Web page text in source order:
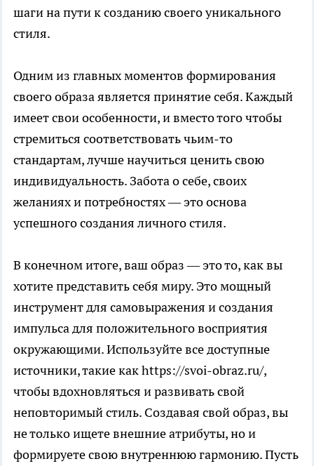
шаги на пути к созданию своего уникального
стиля.
Одним из главных моментов формирования
своего образа является принятие себя. Каждый
имеет свои особенности, и вместо того чтобы
стремиться соответствовать чьим-то
стандартам, лучше научиться ценить свою
индивидуальность. Забота о себе, своих
желаниях и потребностях — это основа
успешного создания личного стиля.
В конечном итоге, ваш образ — это то, как вы
хотите представить себя миру. Это мощный
инструмент для самовыражения и создания
импульса для положительного восприятия
окружающими. Используйте все доступные
источники, такие как https://svoi-obraz.ru/,
чтобы вдохновляться и развивать свой
неповторимый стиль. Создавая свой образ, вы
не только ищете внешние атрибуты, но и
формируете свою внутреннюю гармонию. Пусть